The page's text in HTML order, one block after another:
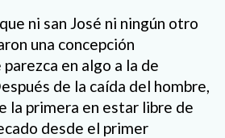
ni san José ni ningún otro
una concepción
en algo a la de
de la caída del hombre,
la primera en estar libre de
desde el primer